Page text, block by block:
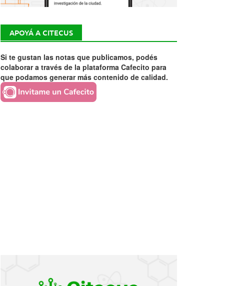
APOYÁ A CITECUS
Si te gustan las notas que publicamos, podés
colaborar a través de la plataforma Cafecito para
que podamos generar más contenido de calidad.